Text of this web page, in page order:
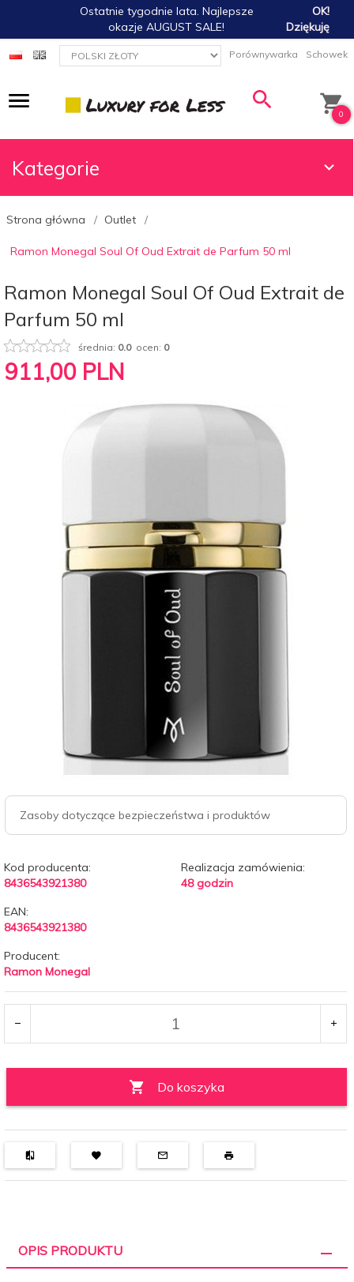
Ostatnie tygodnie lata. Najlepsze
okazje AUGUST SALE!
OK!
Dziękuję
currency_h Porównywarka Schowek
0
Kategorie
Strona główna Outlet
Ramon Monegal Soul Of Oud Extrait de Parfum 50 ml
Ramon Monegal Soul Of Oud Extrait de
Parfum 50 ml
średnia: 0.0ocen: 0
911,00 PLN
Zasoby dotyczące bezpieczeństwa i produktów
Kod producenta:
8436543921380
Realizacja zamówienia:
48 godzin
EAN:
8436543921380
Producent:
Ramon Monegal
Do koszyka
OPIS PRODUKTU